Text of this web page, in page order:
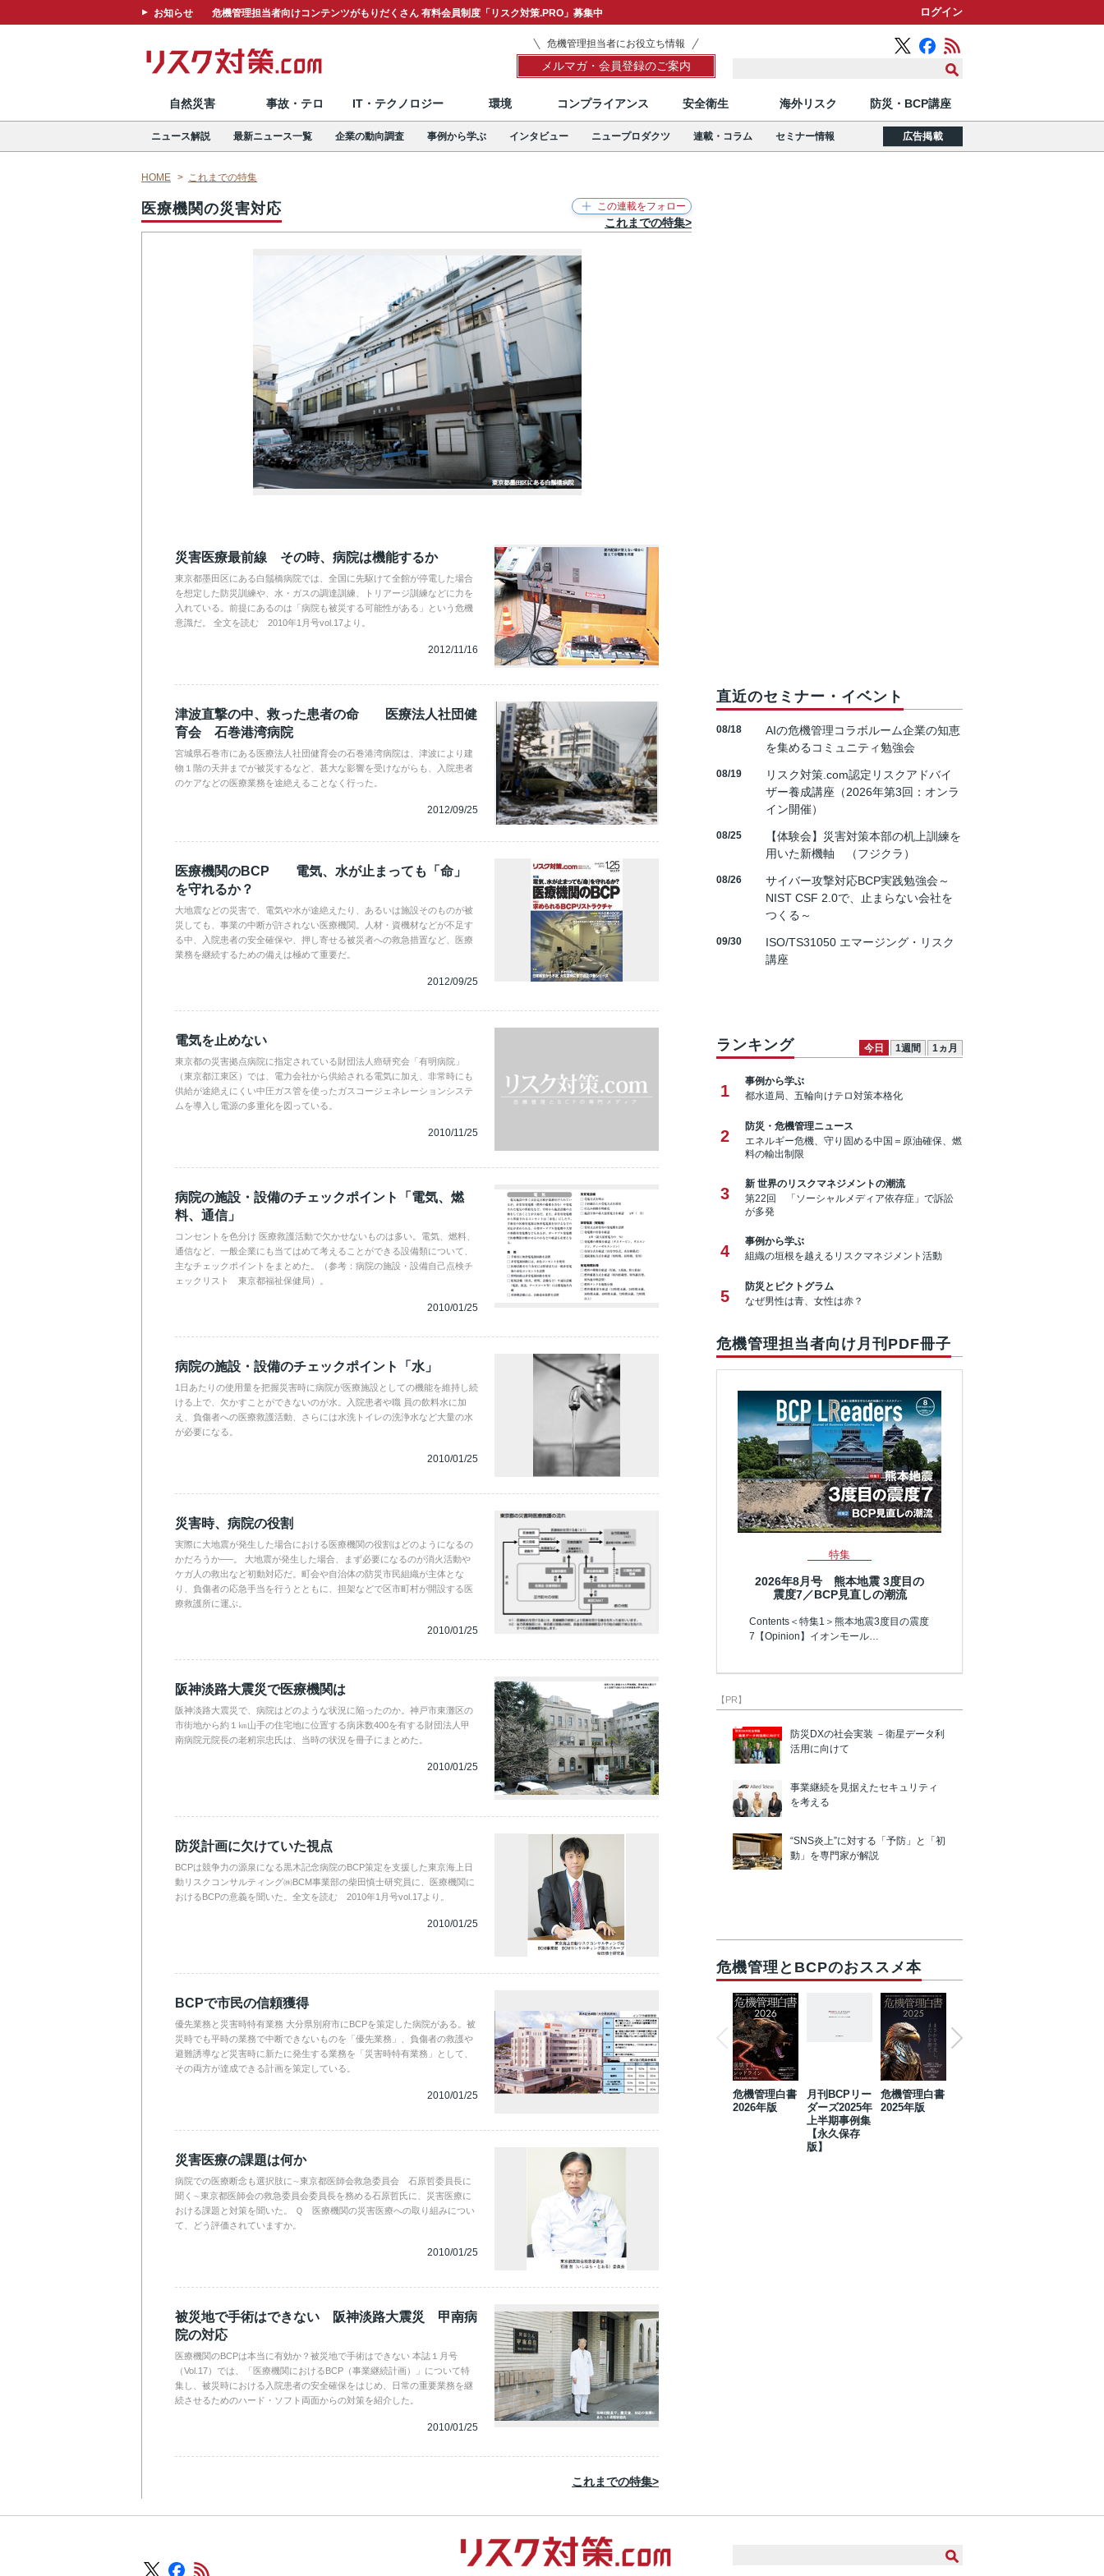
お知らせ 危機管理担当者向けコンテンツがもりだくさん 有料会員制度「リスク対策.PRO」募集中 ログイン
危機管理担当者にお役立ち情報
メルマガ・会員登録のご案内
自然災害 事故・テロ IT・テクノロジー 環境 コンプライアンス 安全衛生 海外リスク 防災・BCP講座
ニュース解説 最新ニュース一覧 企業の動向調査 事例から学ぶ インタビュー ニュープロダクツ 連載・コラム セミナー情報 広告掲載
HOME これまでの特集
医療機関の災害対応
これまでの特集>
災害医療最前線 その時、病院は機能するか
東京都墨田区にある白鬚橋病院では、全国に先駆けて全館が停電した場合
を想定した防災訓練や、水・ガスの調達訓練、トリアージ訓練などに力を
入れている。前提にあるのは「病院も被災する可能性がある」という危機
意識だ。 全文を読む 2010年1月号vol.17より。
2012/11/16
津波直撃の中、救った患者の命 医療法人社団健
育会 石巻港湾病院
宮城県石巻市にある医療法人社団健育会の石巻港湾病院は、津波により建
物１階の天井までが被災するなど、甚大な影響を受けながらも、入院患者
のケアなどの医療業務を途絶えることなく行った。
2012/09/25
医療機関のBCP 電気、水が止まっても「命」
を守れるか？
大地震などの災害で、電気や水が途絶えたり、あるいは施設そのものが被
災しても、事業の中断が許されない医療機関。人材・資機材などが不足す
る中、入院患者の安全確保や、押し寄せる被災者への救急措置など、医療
業務を継続するための備えは極めて重要だ。
2012/09/25
電気を止めない
東京都の災害拠点病院に指定されている財団法人癌研究会「有明病院」
（東京都江東区）では、電力会社から供給される電気に加え、非常時にも
供給が途絶えにくい中圧ガス管を使ったガスコージェネレーションシステ
ムを導入し電源の多重化を図っている。
2010/11/25
病院の施設・設備のチェックポイント「電気、燃
料、通信」
コンセントを色分け 医療救護活動で欠かせないものは多い。電気、燃料、
通信など、一般企業にも当てはめて考えることができる設備類について、
主なチェックポイントをまとめた。（参考：病院の施設・設備自己点検チ
ェックリスト 東京都福祉保健局）。
2010/01/25
病院の施設・設備のチェックポイント「水」
1日あたりの使用量を把握災害時に病院が医療施設としての機能を維持し続
ける上で、欠かすことができないのが水。入院患者や職 員の飲料水に加
え、負傷者への医療救護活動、さらには水洗トイレの洗浄水など大量の水
が必要になる。
2010/01/25
災害時、病院の役割
実際に大地震が発生した場合における医療機関の役割はどのようになるの
かだろうか──。 大地震が発生した場合、まず必要になるのが消火活動や
ケガ人の救出など初動対応だ。町会や自治体の防災市民組織が主体とな
り、負傷者の応急手当を行うとともに、担架などで区市町村が開設する医
療救護所に運ぶ。
2010/01/25
阪神淡路大震災で医療機関は
阪神淡路大震災で、病院はどのような状況に陥ったのか。神戸市東灘区の
市街地から約１㎞山手の住宅地に位置する病床数400を有する財団法人甲
南病院元院長の老籾宗忠氏は、当時の状況を冊子にまとめた。
2010/01/25
防災計画に欠けていた視点
BCPは競争力の源泉になる黒木記念病院のBCP策定を支援した東京海上日
動リスクコンサルティング㈱BCM事業部の柴田慎士研究員に、医療機関に
おけるBCPの意義を聞いた。全文を読む 2010年1月号vol.17より。
2010/01/25
BCPで市民の信頼獲得
優先業務と災害時特有業務 大分県別府市にBCPを策定した病院がある。被
災時でも平時の業務で中断できないものを「優先業務」、負傷者の救護や
避難誘導など災害時に新たに発生する業務を「災害時特有業務」として、
その両方が達成できる計画を策定している。
2010/01/25
災害医療の課題は何か
病院での医療断念も選択肢に∼東京都医師会救急委員会 石原哲委員長に
聞く∼東京都医師会の救急委員会委員長を務める石原哲氏に、災害医療に
おける課題と対策を聞いた。 Ｑ 医療機関の災害医療への取り組みについ
て、どう評価されていますか。
2010/01/25
被災地で手術はできない 阪神淡路大震災 甲南病
院の対応
医療機関のBCPは本当に有効か？被災地で手術はできない 本誌１月号
（Vol.17）では、「医療機関におけるBCP（事業継続計画）」について特
集し、被災時における入院患者の安全確保をはじめ、日常の重要業務を継
続させるためのハード・ソフト両面からの対策を紹介した。
2010/01/25
これまでの特集>
直近のセミナー・イベント
08/18
AIの危機管理コラボルーム企業の知恵
を集めるコミュニティ勉強会
08/19
リスク対策.com認定リスクアドバイ
ザー養成講座（2026年第3回：オンラ
イン開催）
08/25
【体験会】災害対策本部の机上訓練を
用いた新機軸 （フジクラ）
08/26
サイバー攻撃対応BCP実践勉強会～
NIST CSF 2.0で、止まらない会社を
つくる～
09/30
ISO/TS31050 エマージング・リスク
講座
ランキング 今日 1週間 1ヵ月
1
事例から学ぶ
都水道局、五輪向けテロ対策本格化
2
防災・危機管理ニュース
エネルギー危機、守り固める中国＝原油確保、燃
料の輸出制限
3
新 世界のリスクマネジメントの潮流
第22回 「ソーシャルメディア依存症」で訴訟
が多発
4
事例から学ぶ
組織の垣根を越えるリスクマネジメント活動
5
防災とピクトグラム
なぜ男性は青、女性は赤？
危機管理担当者向け月刊PDF冊子
特集
2026年8月号 熊本地震 3度目の
震度7／BCP見直しの潮流
Contents＜特集1＞熊本地震3度目の震度
7【Opinion】イオンモール…
【PR】
防災DXの社会実装 －衛星データ利
活用に向けて
事業継続を見据えたセキュリティ
を考える
“SNS炎上”に対する「予防」と「初
動」を専門家が解説
危機管理とBCPのおススメ本
危機管理白書
2026年版
月刊BCPリー
ダーズ2025年
上半期事例集
【永久保存
版】
危機管理白書
2025年版